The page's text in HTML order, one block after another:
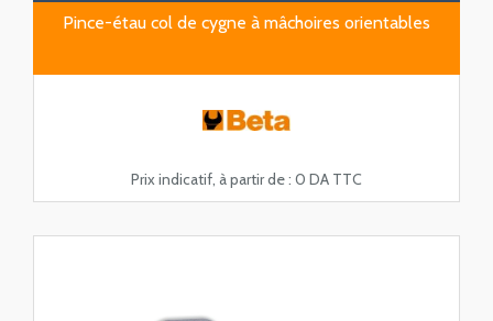
Pince-étau col de cygne à mâchoires orientables
Prix indicatif, à partir de : 0 DA TTC